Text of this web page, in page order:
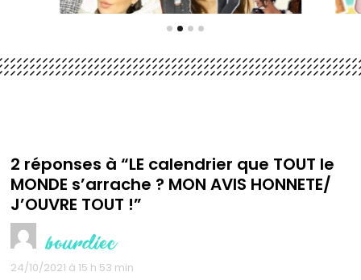
2 réponses à “LE calendrier que TOUT le
MONDE s’arrache ? MON AVIS HONNETE/
J’OUVRE TOUT !”
bourdiec
24/10/2021 à 15 h 53 min